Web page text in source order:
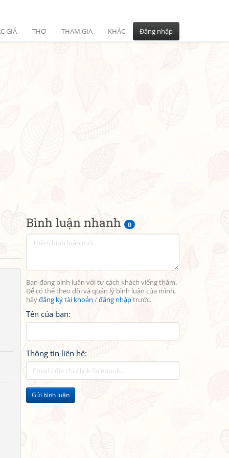
GIẢ THƠ THAM GIA KHÁC Đăng nhập
Bình luận nhanh 0
Bạn đang bình luận với tư cách khách viếng thăm.
Để có thể theo dõi và quản lý bình luận của mình,
hãyđăng ký tài khoản /đăng nhậptrước.
Tên của bạn:
Thông tin liên hệ:
Gửi bình luận